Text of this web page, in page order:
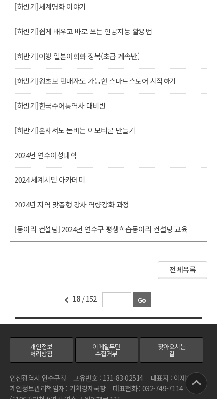
[하반기]세계명화 이야기
[하반기]쉽게 배우고 바로 쓰는 인공지능 활용법
[하반기]여행 일본어회화 정복(초급 계속반)
[하반기]왕초보 판매자도 가능한 스마트스토어 시작하기
[하반기]한국수어통역사 대비반
[하반기]혼자서도 돈버는 이모티콘 만들기
2024년 연수여성대학
2024 세계시민 아카데미
2024년 지역 맞춤형 강사 역량강화 과정
[동아리 컨설팅] 2024년 연수구 평생학습동아리 컨설팅 교육
전체목록
18/ 152
개인정보
처리방침
이메일무단
수집거부
찾아오시는
길
인천광역시 연수구청 고유번호 : 131-83-02514
대표자 : 이재호
개인정보관리책임자 : 기획경제국장
대표전화 : 032-749-7114